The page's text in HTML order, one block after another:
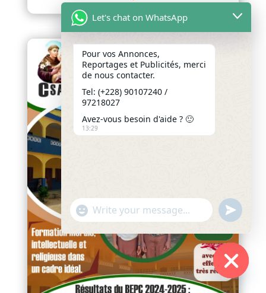
Hide
Let's chat on WhatsApp
Pour vos Annonces,
Reportages et Publicités, merci
de nous contacter.
Tel: (+228) 90107240 /
97218027
Avez-vous besoin d'aide ? 🙂
13:29
"+chaty_settings.lang.emoji_picker+"
WhatsApp
undefined